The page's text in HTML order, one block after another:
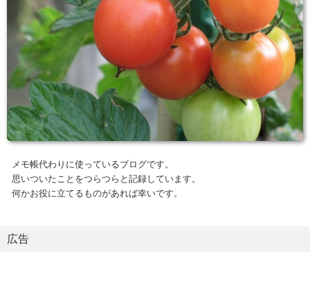
メモ帳代わりに使っているブログです。
思いついたことをつらつらと記録しています。
何かお役に立てるものがあれば幸いです。
広告